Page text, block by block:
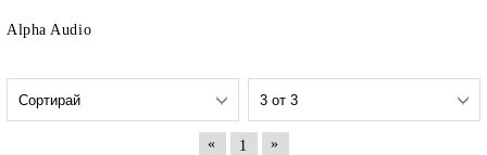
Alpha Audio
« 1 »